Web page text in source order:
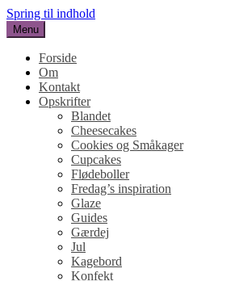
Spring til indhold
SUKKERHJERTE
en blog om kage
Menu
Forside
Om
Kontakt
Opskrifter
Blandet
Cheesecakes
Cookies og Småkager
Cupcakes
Flødeboller
Fredag’s inspiration
Glaze
Guides
Gærdej
Jul
Kagebord
Konfekt